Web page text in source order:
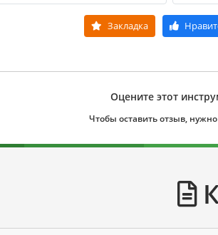
Закладка
Оцените этот
Чтобы оставить отзыв,